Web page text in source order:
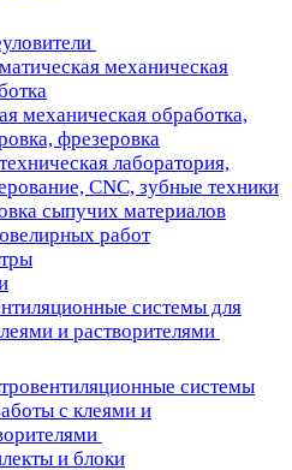
механическая
механическая обработка,
фрезеровка
лаборатория,
CNC, зубные техники
сыпучих материалов
работ
системы для
и растворителями
системы
с клеями и
и блоки